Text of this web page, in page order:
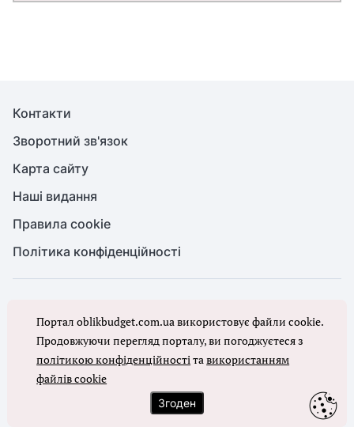
Контакти
Зворотний зв'язок
Карта сайту
Наші видання
Правила cookie
Політика конфіденційності
Повне або часткове копіювання будь-яких матеріалів порталу,
цитування, публікація їх анотованих оглядів допускаються лише з
письмового дозволу редакції порталу
Ми в соцмережах
Портал oblikbudget.com.ua використовує файли cookie.
Продовжуючи перегляд порталу, ви погоджуєтеся з
політикою конфіденційностітавикористанням
файлів cookie
Згоден